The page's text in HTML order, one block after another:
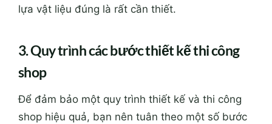
lựa vật liệu đúng là rất cần thiết.
3. Quy trình các bước thiết kế thi công
shop
Để đảm bảo một quy trình thiết kế và thi công
shop hiệu quả, bạn nên tuân theo một số bước